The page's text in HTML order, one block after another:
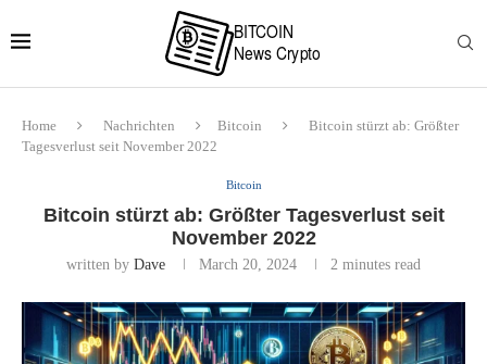
Home Nachrichten Bitcoin
Bitcoin stürzt ab: Größter
Tagesverlust seit November 2022
Bitcoin
Bitcoin stürzt ab: Größter Tagesverlust seit
November 2022
written by Dave March 20, 2024 2 minutes read